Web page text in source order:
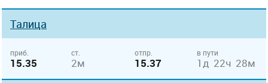
Талица
приб.
15.35
ст.
2м
отпр.
15.37
в пути
1д 22ч 28м